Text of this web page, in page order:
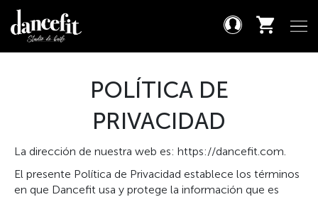
POLÍTICA DE
PRIVACIDAD
La dirección de nuestra web es: https://dancefit.com.
El presente Política de Privacidad establece los términos
en que Dancefit usa y protege la información que es